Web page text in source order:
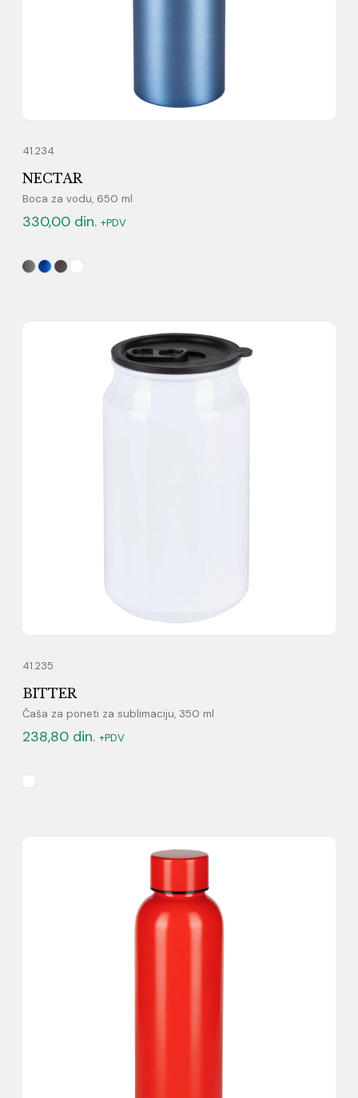
41.234
NECTAR
Boca za vodu, 650 ml
330,00 din. +PDV
41.235
BITTER
Čaša za poneti za sublimaciju, 350 ml
238,80 din. +PDV